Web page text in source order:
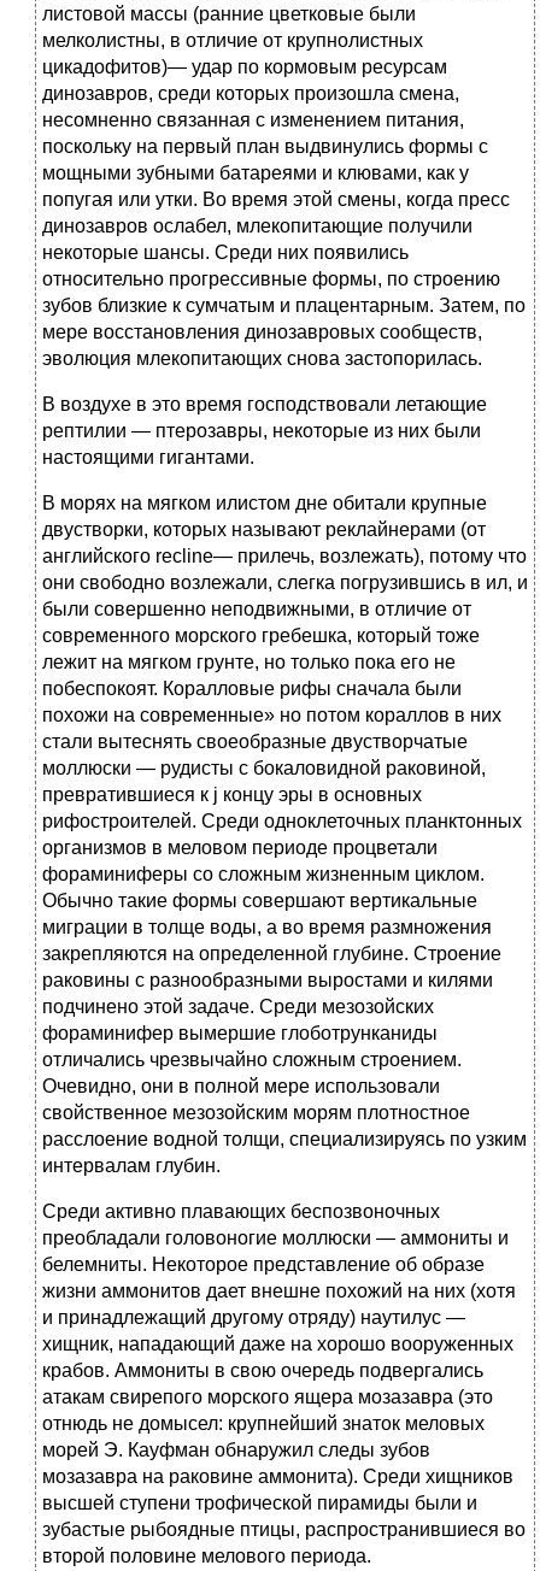
листовой массы (ранние цветковые были
мелколистны, в отличие от крупнолистных
цикадофитов)— удар по кормовым ресурсам
динозавров, среди которых произошла смена,
несомненно связанная с изменением питания,
поскольку на первый план выдвинулись формы с
мощными зубными батареями и клювами, как у
попугая или утки. Во время этой смены, когда пресс
динозавров ослабел, млекопитающие получили
некоторые шансы. Среди них появились
относительно прогрессивные формы, по строению
зубов близкие к сумчатым и плацентарным. Затем, по
мере восстановления динозавровых сообществ,
эволюция млекопитающих снова застопорилась.
В воздухе в это время господствовали летающие
рептилии — птерозавры, некоторые из них были
настоящими гигантами.
В морях на мягком илистом дне обитали крупные
двустворки, которых называют реклайнерами (от
английского recline— прилечь, возлежать), потому что
они свободно возлежали, слегка погрузившись в ил, и
были совершенно неподвижными, в отличие от
современного морского гребешка, который тоже
лежит на мягком грунте, но только пока его не
побеспокоят. Коралловые рифы сначала были
похожи на современные» но потом кораллов в них
стали вытеснять своеобразные двустворчатые
моллюски — рудисты с бокаловидной раковиной,
превратившиеся к j концу эры в основных
рифостроителей. Среди одноклеточных планктонных
организмов в меловом периоде процветали
фораминиферы со сложным жизненным циклом.
Обычно такие формы совершают вертикальные
миграции в толще воды, а во время размножения
закрепляются на определенной глубине. Строение
раковины с разнообразными выростами и килями
подчинено этой задаче. Среди мезозойских
фораминифер вымершие глоботрунканиды
отличались чрезвычайно сложным строением.
Очевидно, они в полной мере использовали
свойственное мезозойским морям плотностное
расслоение водной толщи, специализируясь по узким
интервалам глубин.
Среди активно плавающих беспозвоночных
преобладали головоногие моллюски — аммониты и
белемниты. Некоторое представление об образе
жизни аммонитов дает внешне похожий на них (хотя
и принадлежащий другому отряду) наутилус —
хищник, нападающий даже на хорошо вооруженных
крабов. Аммониты в свою очередь подвергались
атакам свирепого морского ящера мозазавра (это
отнюдь не домысел: крупнейший знаток меловых
морей Э. Кауфман обнаружил следы зубов
мозазавра на раковине аммонита). Среди хищников
высшей ступени трофической пирамиды были и
зубастые рыбоядные птицы, распространившиеся во
второй половине мелового периода.